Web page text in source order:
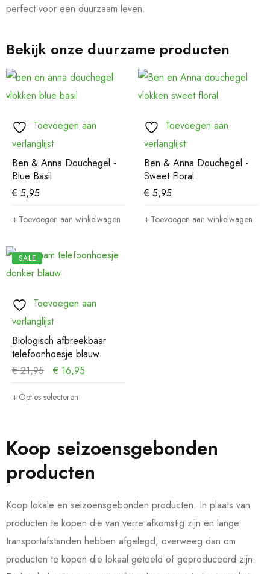
perfect voor een duurzaam leven.
Bekijk onze duurzame producten
Toevoegen aan
verlanglijst
Ben & Anna Douchegel -
Blue Basil
€ 5,95
Toevoegen aan winkelwagen
Toevoegen aan
verlanglijst
Ben & Anna Douchegel -
Sweet Floral
€ 5,95
Toevoegen aan winkelwagen
SALE
Toevoegen aan
verlanglijst
Biologisch afbreekbaar
telefoonhoesje blauw
€21,95 € 16,95
Opties selecteren
Koop seizoensgebonden
producten
Koop lokale en seizoensgebonden producten. In plaats van
producten te kopen die van verre afkomstig zijn en lange
transportafstanden hebben afgelegd, overweeg dan om
producten te kopen die lokaal geteeld of geproduceerd zijn.